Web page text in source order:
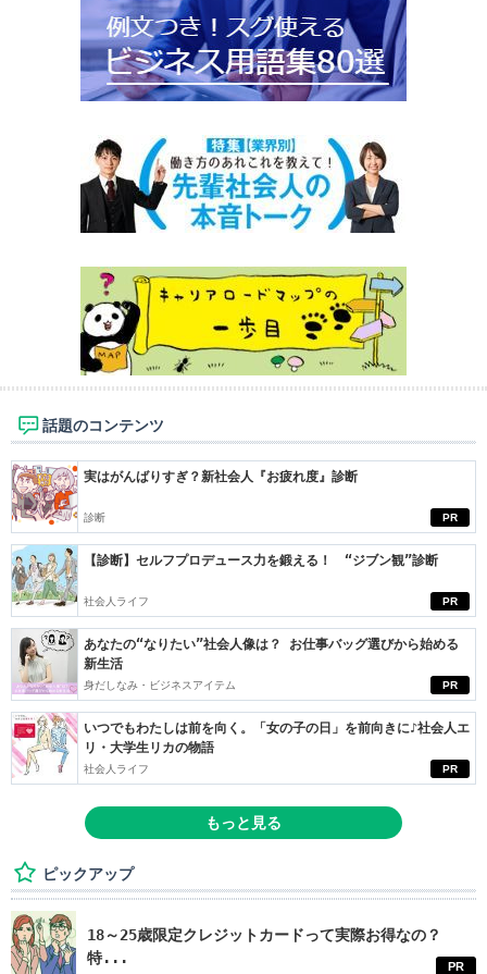
話題のコンテンツ
PR
実はがんばりすぎ？新社会人『お疲れ度』診断
診断
PR
【診断】セルフプロデュース力を鍛える！ “ジブン観”診断
社会人ライフ
PR
あなたの“なりたい”社会人像は？ お仕事バッグ選びから始める
新生活
身だしなみ・ビジネスアイテム
PR
いつでもわたしは前を向く。「女の子の日」を前向きに♪社会人エ
リ・大学生リカの物語
社会人ライフ
もっと見る
ピックアップ
18～25歳限定クレジットカードって実際お得なの？
特...
PR